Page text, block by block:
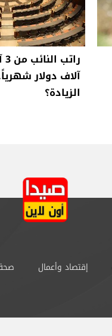
آلاف دولار
الزيادة؟
إقتصاد وأعمال